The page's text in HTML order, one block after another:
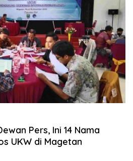
Pers, Ini 14 Nama
UKW di Magetan